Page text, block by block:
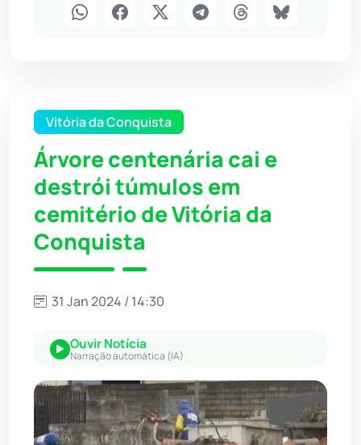
Vitória da Conquista
Árvore centenária cai e
destrói túmulos em
cemitério de Vitória da
Conquista
31 Jan 2024 / 14:30
Ouvir Notícia
Narração automática (IA)